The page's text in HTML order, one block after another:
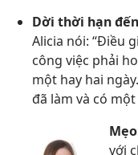
Dời thời hạn
Alicia nói: “Điều
công việc phải
một hay hai
đã làm và có
với